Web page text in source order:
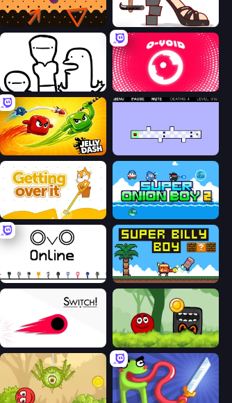
Evade Kakato Otoshi
I Don't Even Know O-VOID
Jelly Dash
Getting Over It Super Onion Boy 2
OvO.io Super Billy Boy
Switch! Ball Hero Adventure: Red Bounce Ball